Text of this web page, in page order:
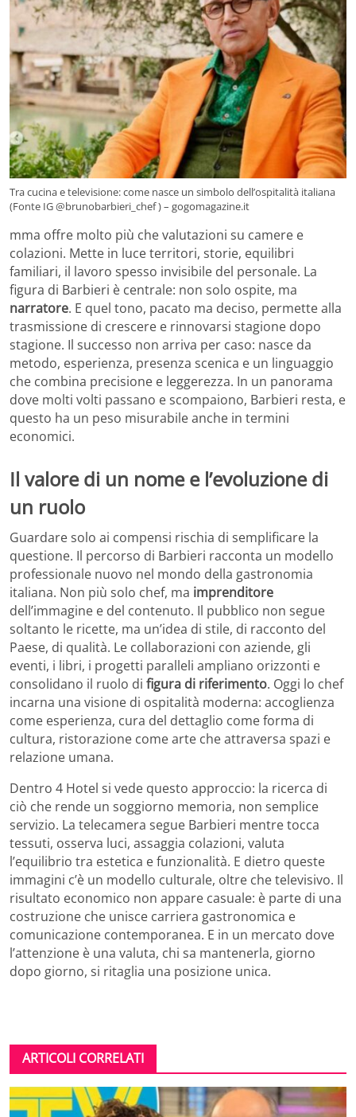
Tra cucina e televisione: come nasce un simbolo dell’ospitalità italiana
(Fonte IG @brunobarbieri_chef ) – gogomagazine.it
mma offre molto più che valutazioni su camere e
colazioni. Mette in luce territori, storie, equilibri
familiari, il lavoro spesso invisibile del personale. La
figura di Barbieri è centrale: non solo ospite, ma
narratore. E quel tono, pacato ma deciso, permette alla
trasmissione di crescere e rinnovarsi stagione dopo
stagione. Il successo non arriva per caso: nasce da
metodo, esperienza, presenza scenica e un linguaggio
che combina precisione e leggerezza. In un panorama
dove molti volti passano e scompaiono, Barbieri resta, e
questo ha un peso misurabile anche in termini
economici.
Il valore di un nome e l’evoluzione di
un ruolo
Guardare solo ai compensi rischia di semplificare la
questione. Il percorso di Barbieri racconta un modello
professionale nuovo nel mondo della gastronomia
italiana. Non più solo chef, ma imprenditore
dell’immagine e del contenuto. Il pubblico non segue
soltanto le ricette, ma un’idea di stile, di racconto del
Paese, di qualità. Le collaborazioni con aziende, gli
eventi, i libri, i progetti paralleli ampliano orizzonti e
consolidano il ruolo di figura di riferimento. Oggi lo chef
incarna una visione di ospitalità moderna: accoglienza
come esperienza, cura del dettaglio come forma di
cultura, ristorazione come arte che attraversa spazi e
relazione umana.
Dentro 4 Hotel si vede questo approccio: la ricerca di
ciò che rende un soggiorno memoria, non semplice
servizio. La telecamera segue Barbieri mentre tocca
tessuti, osserva luci, assaggia colazioni, valuta
l’equilibrio tra estetica e funzionalità. E dietro queste
immagini c’è un modello culturale, oltre che televisivo. Il
risultato economico non appare casuale: è parte di una
costruzione che unisce carriera gastronomica e
comunicazione contemporanea. E in un mercato dove
l’attenzione è una valuta, chi sa mantenerla, giorno
dopo giorno, si ritaglia una posizione unica.
ARTICOLI CORRELATI